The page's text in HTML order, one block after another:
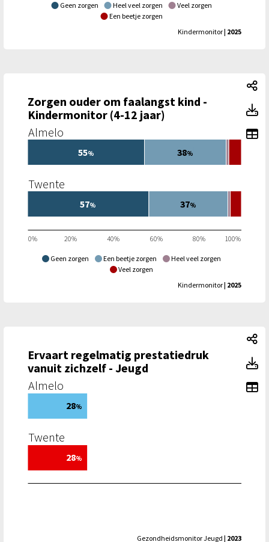
Geen zorgen Heel veel zorgen
Veel zorgen
Een beetje zorgen
Kindermonitor| 2025
Zorgen ouder om faalangst kind -
Kindermonitor (4-12 jaar)
Geen zorgen Een beetje zorgen
Heel veel zorgen
Veel zorgen
0% 20% 40% 60% 80% 100%
Twente
Almelo
57%
55%
37%
38%
Kindermonitor| 2025
Ervaart regelmatig prestatiedruk
vanuit zichzelf - Jeugd
Twente
Almelo
28%
28%
Gezondheidsmonitor Jeugd | 2023